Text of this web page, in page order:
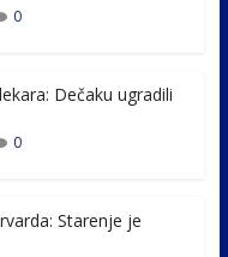
0
Dečaku ugradili
0
Starenje je